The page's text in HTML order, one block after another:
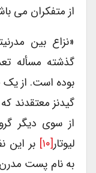
از متفکران می
«نزاع بین
گذشته مسأله
بوده است. از یک
گیدنز معتقدند
از سوی دیگر
لیوتار[۱۰]
بر این
به نام پست مدرن